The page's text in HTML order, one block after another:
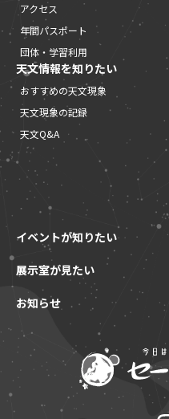
アクセス
年間パスポート
団体・学習利用
天文情報を知りたい
おすすめの天文現象
天文現象の記録
天文Q&A
イベントが知りたい
展示室が見たい
お知らせ